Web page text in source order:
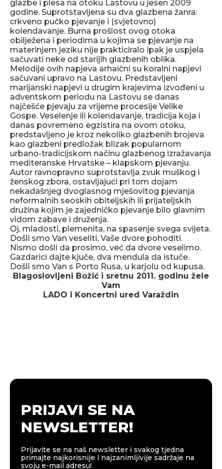
glazbe i plesa na otoku Lastovu u jesen 2009
godine. Suprotstavljena su dva glazbena žanra:
crkveno pučko pjevanje i (svjetovno)
kolendavanje. Burna prošlost ovog otoka
obilježena i periodima u kojima se pjevanje na
materinjem jeziku nije prakticiralo ipak je uspjela
sačuvati neke od starijih glazbenih oblika.
Melodije ovih napjeva arhaični su koralni napjevi
sačuvani upravo na Lastovu. Predstavljeni
marijanski napjevi u drugim krajevima izvođeni u
adventskom periodu na Lastovu se danas
najčešće pjevaju za vrijeme procesije Velike
Gospe. Veselenje ili kolendavanje, tradicija koja i
danas povremeno egzistira na ovom otoku,
predstavljeno je kroz nekoliko glazbenih brojeva
kao glazbeni predložak blizak popularnom
urbano-tradicijskom načinu glazbenog izražavanja
mediteranske Hrvatske – klapskom pjevanju.
Autor ravnopravno suprotstavlja zvuk muškog i
ženskog zbora, ostavljajući pri tom dojam
nekadašnjeg dvoglasnog mješovitog pjevanja
neformalnih seoskih obiteljskih ili prijateljskih
družina kojim je zajedničko pjevanje bilo glavnim
vidom zabave i druženja.
Oj, mladosti, plemenita, na spasenje svega svijeta.
Došli smo Van veseliti, Vaše dvore pohoditi.
Nismo došli da prosimo, već da dvore veselimo.
Gazdarici dajte kjuče, dva mendula da istuče.
Došli smo Van s Porto Rusa, u karjolu od kupusa.
Blagoslovljeni Božić i sretnu 2011. godinu žele
Vam
LADO i Koncertni ured Varaždin
PRIJAVI SE NA
NEWSLETTER!
Prijavite se na naš newsletter i svakog tjedna
primajte najkorisnije i najzanimljivije sadržaje na
svoju e-mail adresu!